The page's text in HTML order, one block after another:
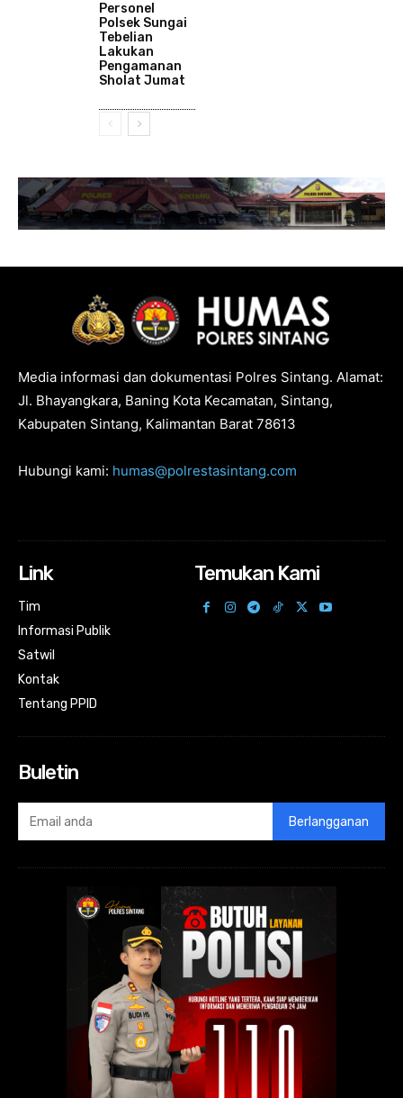
Personel
Polsek Sungai
Tebelian
Lakukan
Pengamanan
Sholat Jumat
Media informasi dan dokumentasi Polres Sintang. Alamat:
Jl. Bhayangkara, Baning Kota Kecamatan, Sintang,
Kabupaten Sintang, Kalimantan Barat 78613
Hubungi kami: humas@polrestasintang.com
Link
Tim
Informasi Publik
Satwil
Kontak
Tentang PPID
Temukan Kami
Buletin
Berlangganan